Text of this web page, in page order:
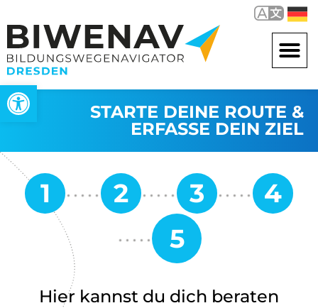
Werkzeugleiste öffnen
STARTE DEINE ROUTE &
ERFASSE DEIN ZIEL
Hier kannst du dich beraten